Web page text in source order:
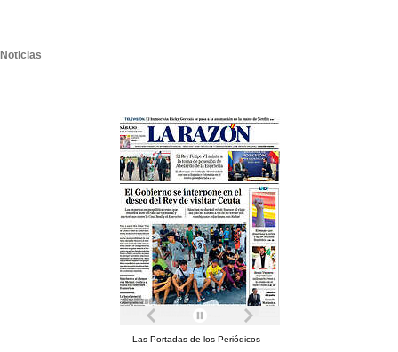
Noticias
Las Portadas de los Periódicos